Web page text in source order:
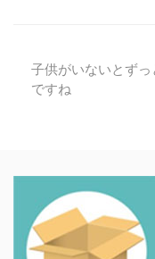
子供がいないとず
ですね